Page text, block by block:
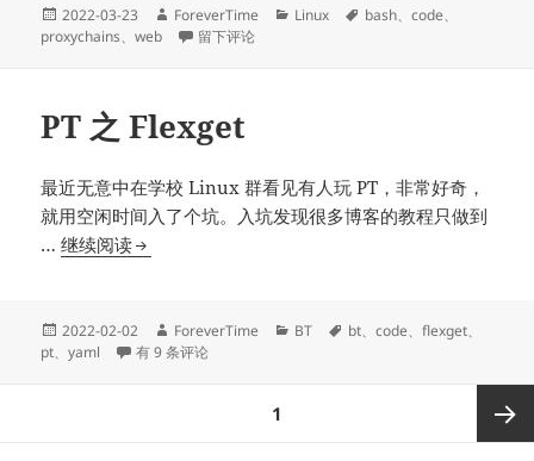
代
理
位
发
布
2022-03-23
作
者
ForeverTime
分
Linux
标
bash、code、
proxychains、web 于Proxychains 更改代理的 DNS 位置
留下评论
PT 之 Flexget
最近无意中在学校 Linux 群看见有人玩 PT，非常好奇，
就用空闲时间入了个坑。入坑发现很多博客的教程只做到
…继续阅读PT
发
布
2022-02-02
作
者
ForeverTime
分
BT
标
bt、code、flexget、
pt、yaml PT 之 Flexget
有 9 条评论
1